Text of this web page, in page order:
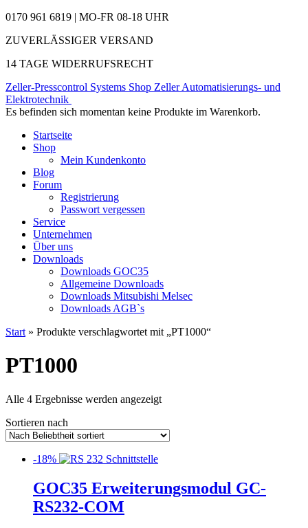
0170 961 6819 | MO-FR 08-18 UHR
ZUVERLÄSSIGER VERSAND
14 TAGE WIDERRUFSRECHT
Zeller-Presscontrol Systems Shop Zeller Automatisierungs- und
Elektrotechnik
Es befinden sich momentan keine Produkte im Warenkorb.
Startseite
Shop
Mein Kundenkonto
Blog
Forum
Registrierung
Passwort vergessen
Service
Unternehmen
Über uns
Downloads
Downloads GOC35
Allgemeine Downloads
Downloads Mitsubishi Melsec
Downloads AGB`s
Start » Produkte verschlagwortet mit „PT1000“
PT1000
Alle 4 Ergebnisse werden angezeigtNach
Sortieren nach
-18%
GOC35 Erweiterungsmodul GC-
RS232-COM